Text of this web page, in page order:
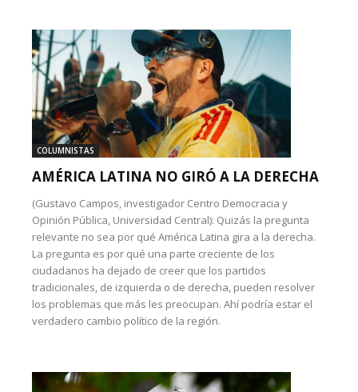
COLUMNISTAS
AMÉRICA LATINA NO GIRÓ A LA DERECHA
(Gustavo Campos, investigador Centro Democracia y
Opinión Pública, Universidad Central): Quizás la pregunta
relevante no sea por qué América Latina gira a la derecha.
La pregunta es por qué una parte creciente de los
ciudadanos ha dejado de creer que los partidos
tradicionales, de izquierda o de derecha, pueden resolver
los problemas que más les preocupan. Ahí podría estar el
verdadero cambio político de la región.